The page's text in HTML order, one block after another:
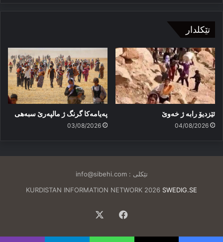
تێکلدار
ئێزدیۆ رابە ژ خەوێ
04/08/2026
پەیامەكا گرنگ ژ مالپەرێ سبەهی
03/08/2026
تێکلی :info@sibehi.com
KURDISTAN INFORMATION NETWORK 2026 SWEDIG.SE
Facebook